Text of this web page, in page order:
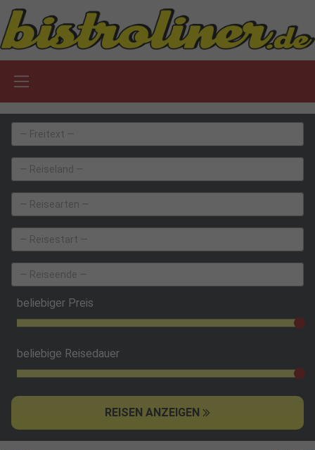
beliebiger Preis
beliebige Reisedauer
REISEN ANZEIGEN